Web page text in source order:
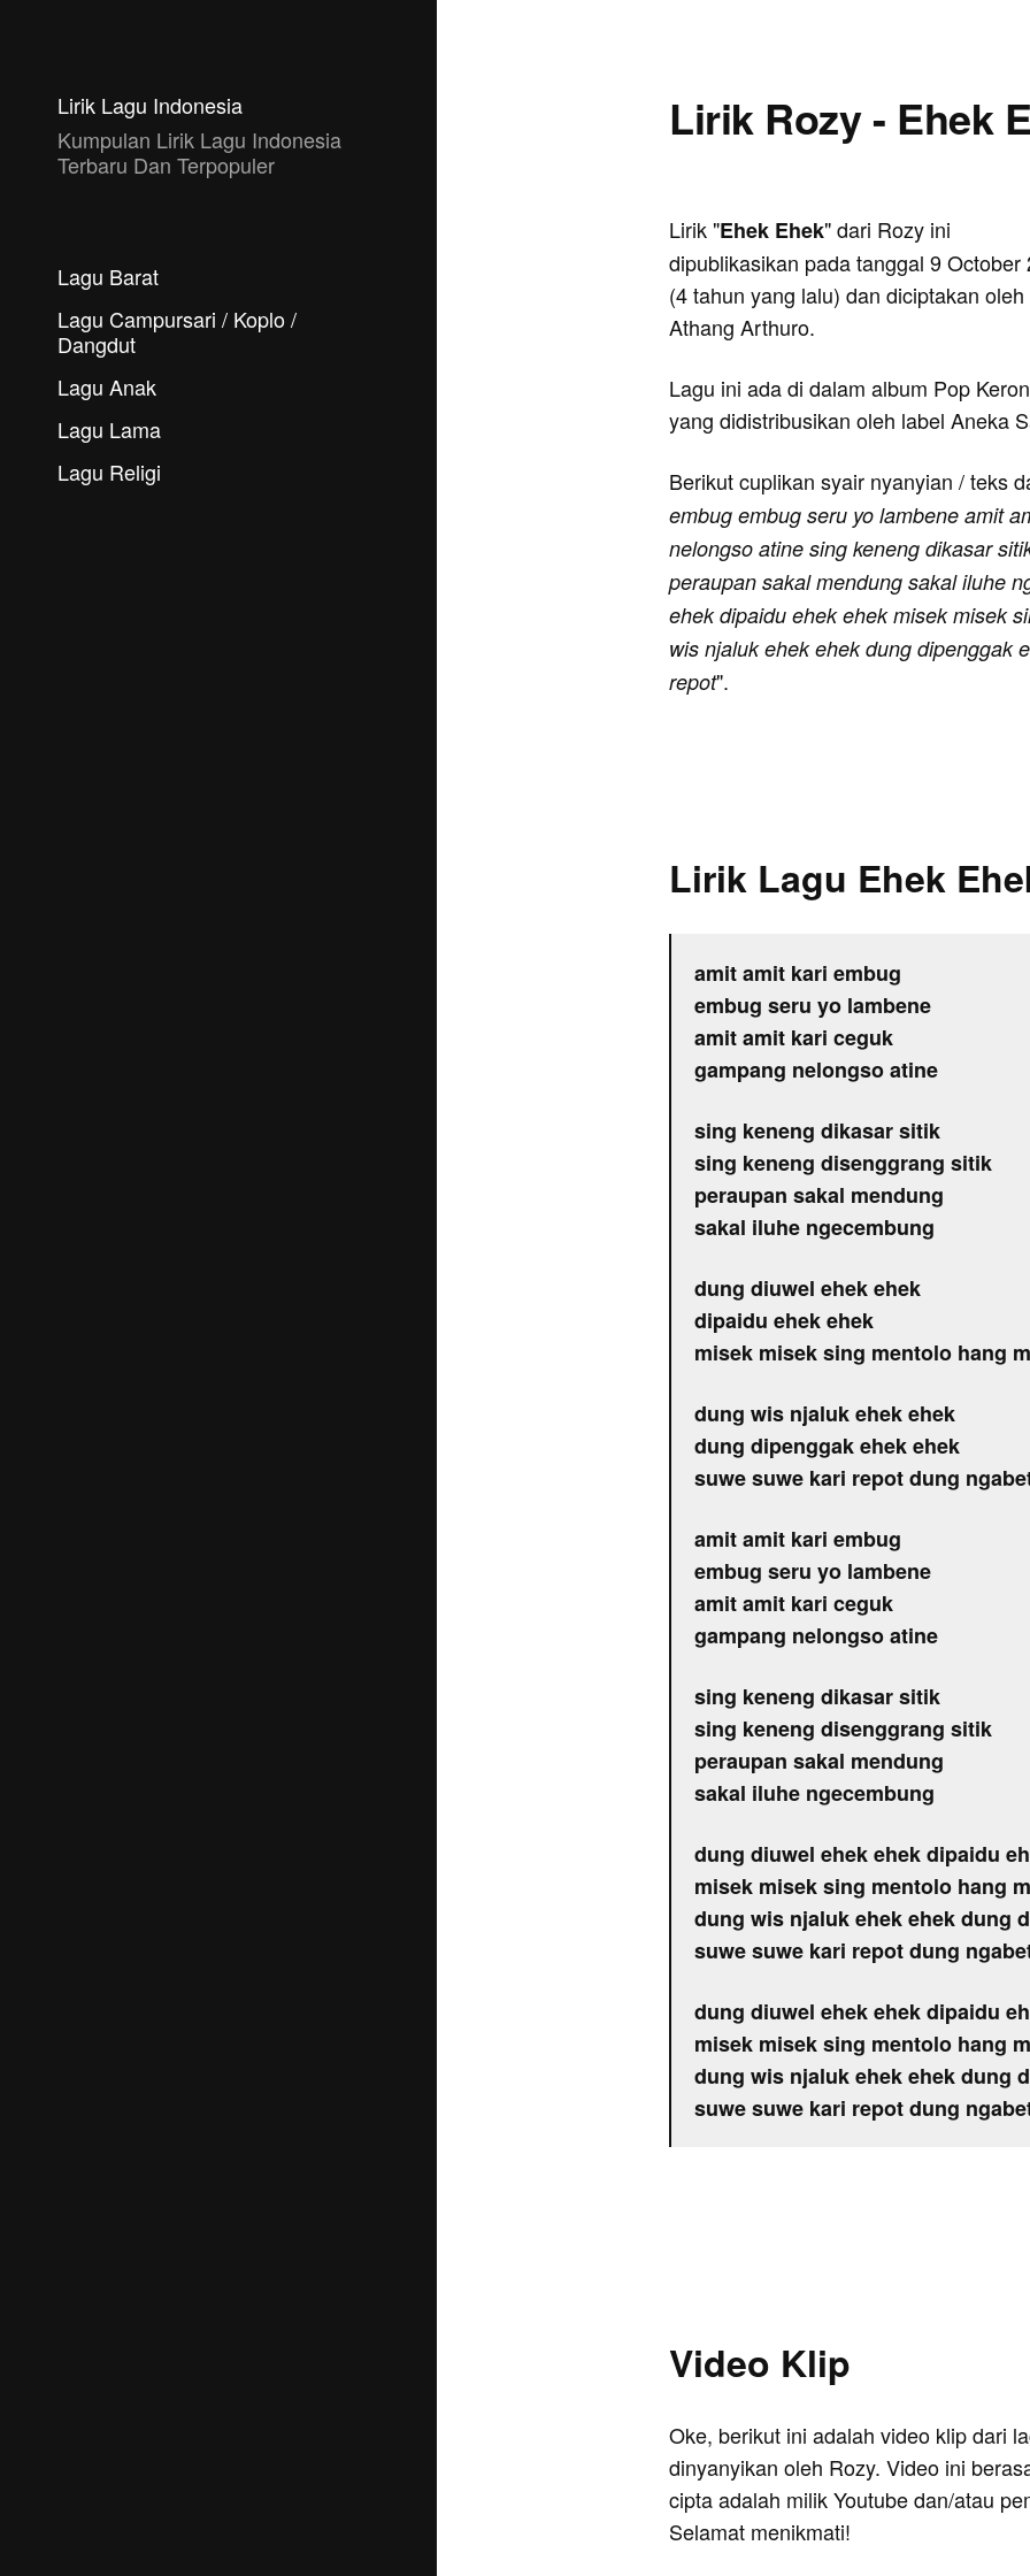
Lirik Lagu Indonesia
Kumpulan Lirik Lagu Indonesia
Terbaru Dan Terpopuler
Lagu Barat
Lagu Campursari / Koplo /
Dangdut
Lagu Anak
Lagu Lama
Lagu Religi
Lirik Rozy - Ehek
Lirik "Ehek Ehek" dari Rozy ini
dipublikasikan pada tanggal 9 October
(4 tahun yang lalu) dan diciptakan oleh
Athang Arthuro.
Lagu ini ada di dalam album Pop
yang didistribusikan oleh label Aneka
Berikut cuplikan syair nyanyian / teks
embug embug seru yo lambene amit
nelongso atine sing keneng dikasar
peraupan sakal mendung sakal iluhe
ehek dipaidu ehek ehek misek misek
wis njaluk ehek ehek dung dipenggak
repot".
Lirik Lagu Ehek
amit amit kari embug
embug seru yo lambene
amit amit kari ceguk
gampang nelongso atine
sing keneng dikasar sitik
sing keneng disenggrang sitik
peraupan sakal mendung
sakal iluhe ngecembung
dung diuwel ehek ehek
dipaidu ehek ehek
misek misek sing mentolo hang
dung wis njaluk ehek ehek
dung dipenggak ehek ehek
suwe suwe kari repot dung
amit amit kari embug
embug seru yo lambene
amit amit kari ceguk
gampang nelongso atine
sing keneng dikasar sitik
sing keneng disenggrang sitik
peraupan sakal mendung
sakal iluhe ngecembung
dung diuwel ehek ehek dipaidu
misek misek sing mentolo hang
dung wis njaluk ehek ehek dung
suwe suwe kari repot dung
dung diuwel ehek ehek dipaidu
misek misek sing mentolo hang
dung wis njaluk ehek ehek dung
suwe suwe kari repot dung
Video Klip
Oke, berikut ini adalah video klip dari
dinyanyikan oleh Rozy. Video ini
cipta adalah milik Youtube dan/atau
Selamat menikmati!